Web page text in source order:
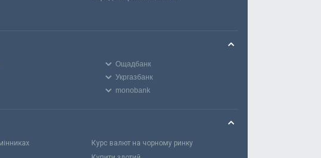
Ощадбанк
Укргазбанк
monobank
Курс валют на чорному ринку